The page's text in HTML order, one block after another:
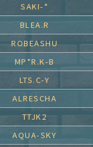
SAKI-*
BLEA.R
ROBEASHU
MP*R.K-B
LTS.C-Y
ALRESCHA
TTJK2
AQUA-SKY